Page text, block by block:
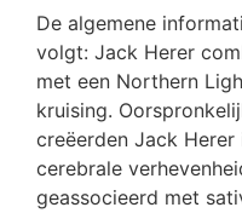
De algemene
volgt: Jack Herer
met een Northern
kruising.
creëerden Jack
cerebrale
geassocieerd met